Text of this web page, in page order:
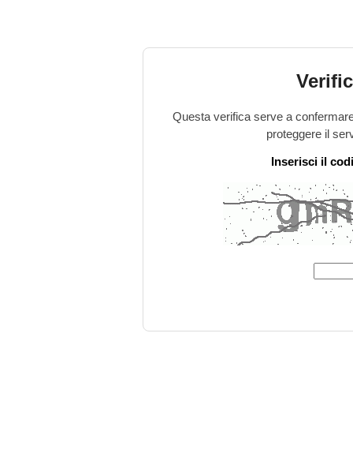
Questa verifica serve a
proteggere il
Inserisci il